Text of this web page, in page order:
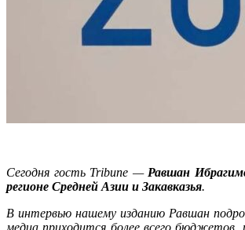
Сегодня гость Tribune — Равшан
регионе Средней Азии и Закавказья.
В интервью нашему изданию Равшан
медиа приходится более всего бюджетов,